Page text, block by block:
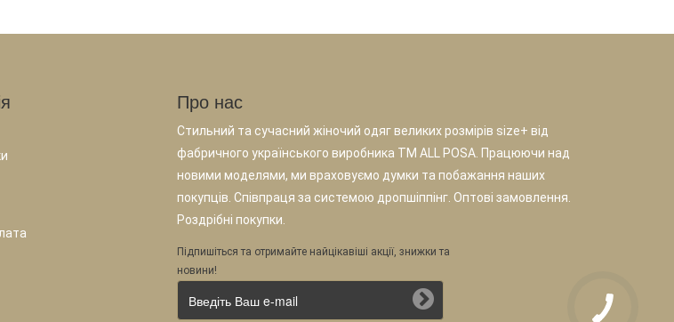
Про нас
Стильний та сучасний жіночий одяг великих розмірів size+ від
фабричного українського виробника TM ALL POSA. Працюючи над
новими моделями, ми враховуємо думки та побажання наших
покупців. Співпраця за системою дропшіппінг. Оптові замовлення.
Роздрібні покупки.
Підпишіться та отримайте найцікавіші акції, знижки та
новини!